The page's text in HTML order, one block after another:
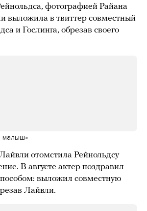
фотографией Райана
выложила в твиттер совместный
и Гослинга, обрезав своего
малыш»
отомстила Рейнольдсу
В августе актер поздравил
выложил совместную
Лайвли.